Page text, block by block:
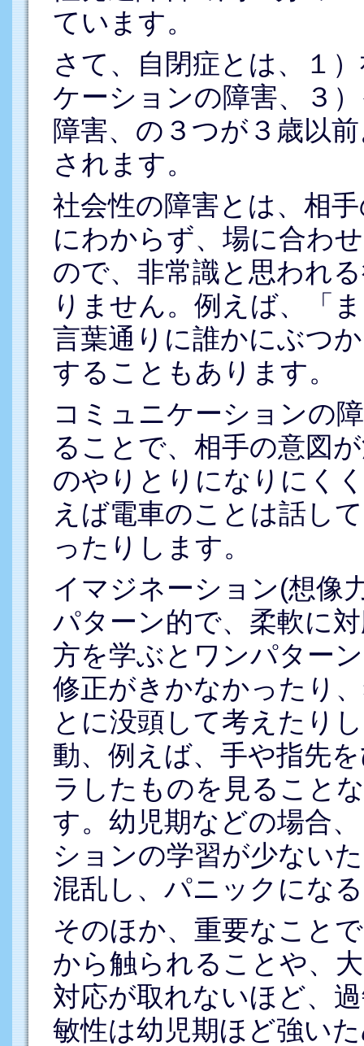
ています。
さて、自閉症とは、１
ケーションの障害、３
障害、の３つが３歳以
されます。
社会性の障害とは、相
にわからず、場に合わ
ので、非常識と思われ
りません。例えば、「
言葉通りに誰かにぶつ
することもあります。
コミュニケーションの
ることで、相手の意図
のやりとりになりにく
えば電車のことは話し
ったりします。
イマジネーション(想像
パターン的で、柔軟に
方を学ぶとワンパター
修正がきかなかったり
とに没頭して考えたり
動、例えば、手や指先
ラしたものを見ること
す。幼児期などの場合
ションの学習が少ない
混乱し、パニックにな
そのほか、重要なこと
から触られることや、
対応が取れないほど、
敏性は幼児期ほど強い